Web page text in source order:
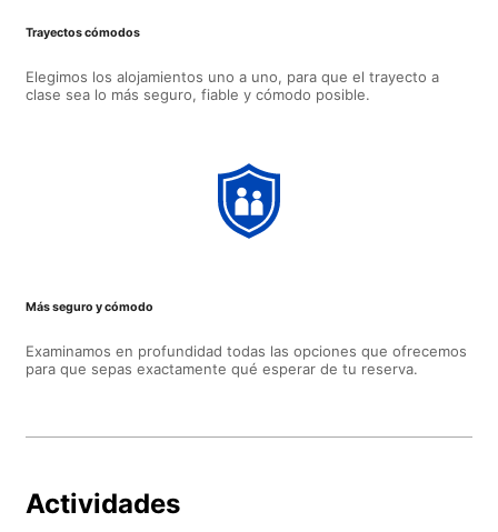
Trayectos cómodos
Elegimos los alojamientos uno a uno, para que el trayecto a
clase sea lo más seguro, fiable y cómodo posible.
Más seguro y cómodo
Examinamos en profundidad todas las opciones que ofrecemos
para que sepas exactamente qué esperar de tu reserva.
Actividades